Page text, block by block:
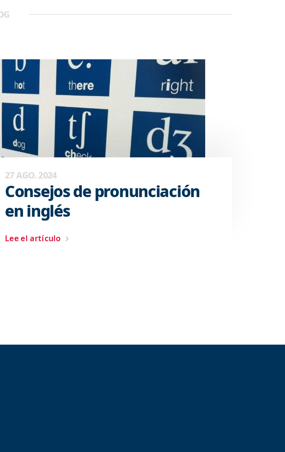
27 AGO. 2024
Consejos de pronunciación
en inglés
Lee el artículo